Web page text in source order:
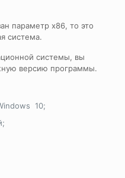
параметр х86, то это
система.
системы, вы
версию программы.
10;